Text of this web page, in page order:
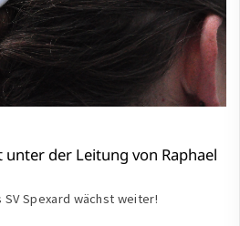
der Leitung von Raphael
Spexard wächst weiter!